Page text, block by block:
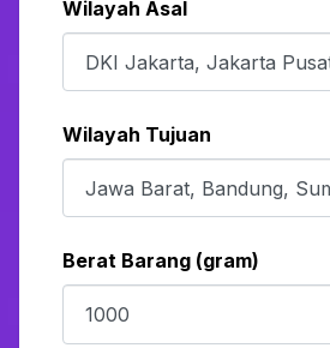
Wilayah Asal
Wilayah Tujuan
Berat Barang (gram)